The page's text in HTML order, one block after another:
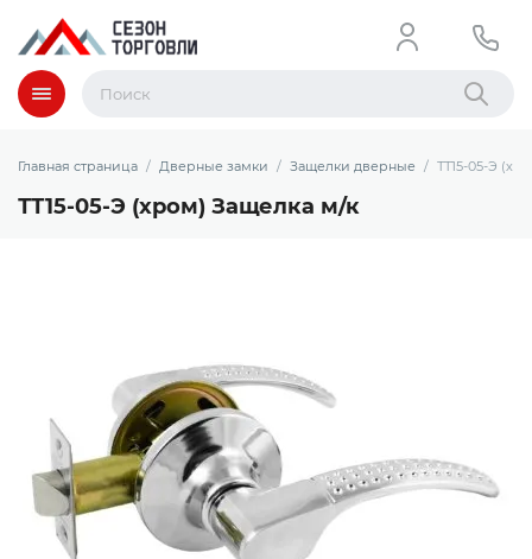
Меню Найти
Главная страница Дверные замки Защелки дверные ТТ15-05-Э
ТТ15-05-Э (хром) Защелка м/к